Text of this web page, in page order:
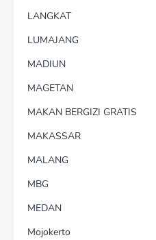
LANGKAT
LUMAJANG
MADIUN
MAGETAN
MAKAN BERGIZI GRATIS
MAKASSAR
MALANG
MBG
MEDAN
Mojokerto